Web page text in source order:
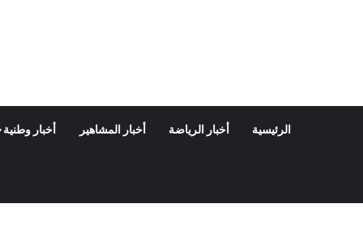
الرئيسية أخبار الرياضة أخبار المشاهير أخبار وطنية